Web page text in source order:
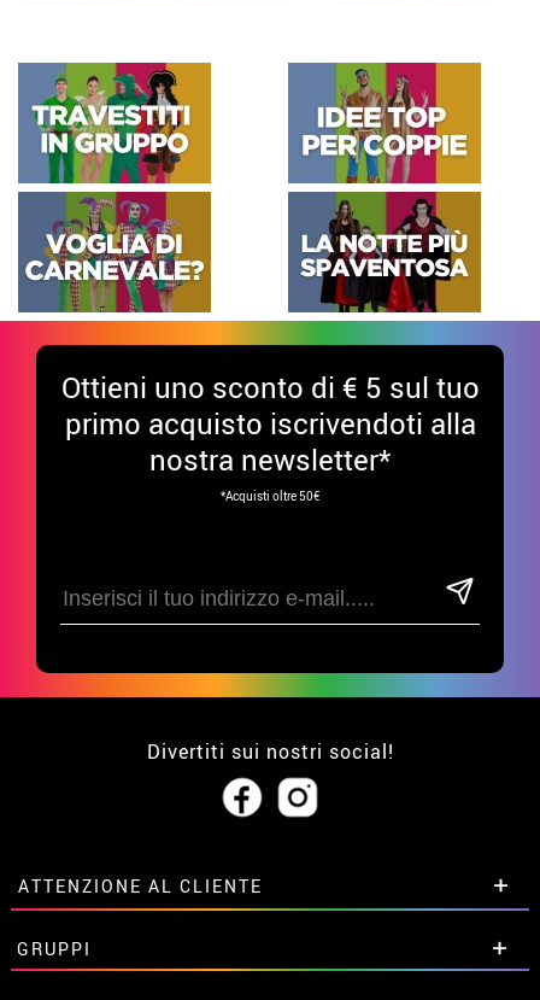
Ottieni uno sconto di € 5 sul tuo
primo acquisto iscrivendoti alla
nostra newsletter*
*Acquisti oltre 50€
Divertiti sui nostri social!
ATTENZIONE AL CLIENTE
• Su di noi
• Condizioni di vendita
GRUPPI